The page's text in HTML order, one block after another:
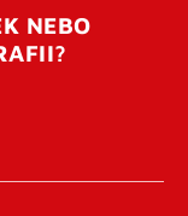
a můžete se
SPAM ve
NEBO